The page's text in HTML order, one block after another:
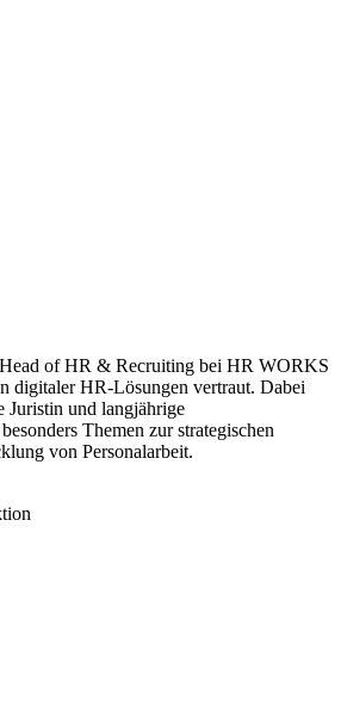
of HR & Recruiting bei HR WORKS
digitaler HR-Lösungen vertraut. Dabei
Juristin und langjährige
Themen zur strategischen
von Personalarbeit.